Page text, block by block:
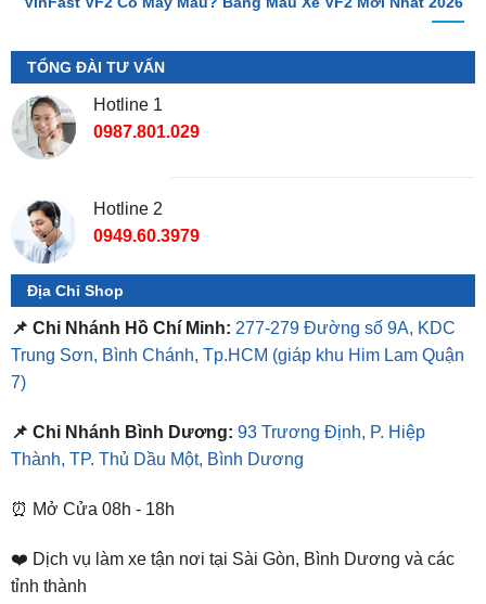
TỔNG ĐÀI TƯ VẤN
Hotline 1
0987.801.029
Địa Chỉ Shop
📌 Chi Nhánh Hồ Chí Minh: 277-279 Đường số 9A, KDC
Trung Sơn, Bình Chánh, Tp.HCM
7)
📌 Chi Nhánh Bình Dương:
⏰ Mở Cửa 08h - 18h
❤️ Dịch vụ làm xe tận nơi tại Sài Gòn, Bình Dương và các